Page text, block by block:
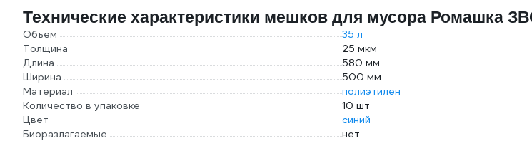
Технические характеристики мешков для мусора Ромашка
Объем
35 л
Толщина
25 мкм
Длина
580 мм
Ширина
500 мм
Материал
полиэтилен
Количество в упаковке
10 шт
Цвет
синий
Биоразлагаемые
нет